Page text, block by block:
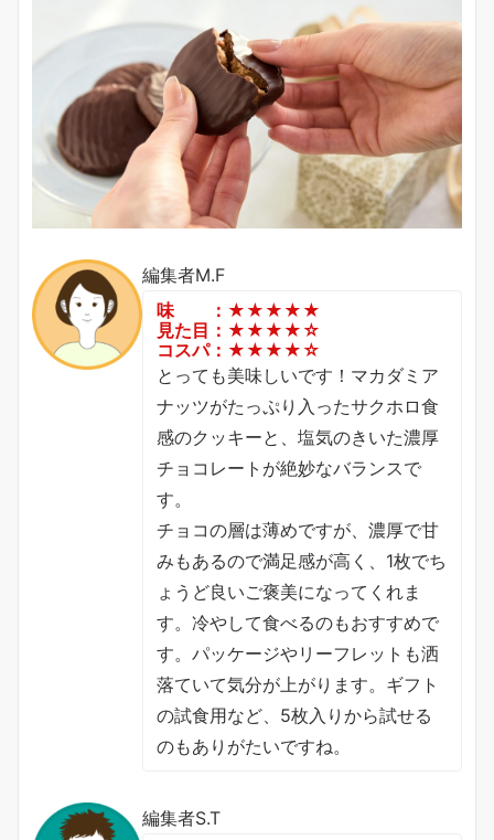
編集者M.F
味 ：★★★★★
見た目：★★★★☆
コスパ：★★★★☆
とっても美味しいです！マカダミア
ナッツがたっぷり入ったサクホロ食
感のクッキーと、塩気のきいた濃厚
チョコレートが絶妙なバランスで
す。
チョコの層は薄めですが、濃厚で甘
みもあるので満足感が高く、1枚でち
ょうど良いご褒美になってくれま
す。冷やして食べるのもおすすめで
す。パッケージやリーフレットも洒
落ていて気分が上がります。ギフト
の試食用など、5枚入りから試せる
のもありがたいですね。
編集者S.T